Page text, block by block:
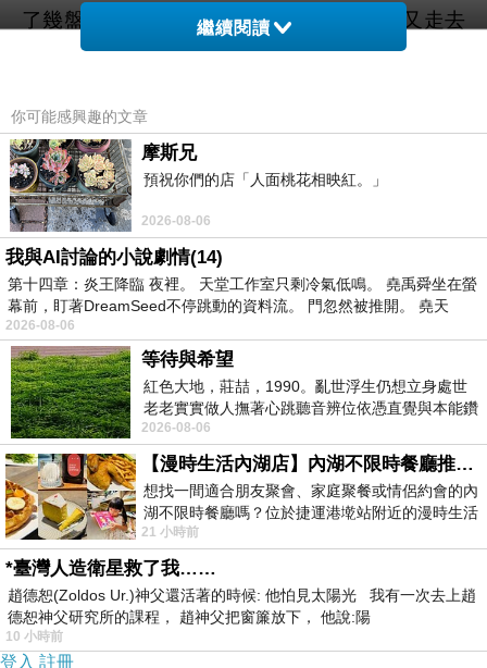
了幾盤菜。可是桌子小，擺不下，於是他又走去
稍遠的地方拖來一張大一點的桌子，像是祭神那
真香！梟解語眼睛亮了起來，顯然趙大人說用好
吃好喝的養起來讓「九曲龍尾」吸血所言不假，
這些菜色並不比從前自己王爺府裡面的菜色差。
不過這小色狼也頗細心，沒有隨便擺兩下就了
事…看他似乎被人欺負了…唉！梟解語妳愛管人
閒事的毛病又犯了，省省吧妳，自己都有一腳已
經踏進棺材裏面了，還想著給這小色狼出主意？
身為主人，對下人們恩威並施也是理所當然的
吧？以前在王爺府當大小姐的時候，不也是這樣
子的嗎？抽幾個鞭子再給一點好處，下人們就感
激到死忠效命了。
「咳！咳！」
「你！」梟解語用下巴與鼻孔指著李淳風，這是
公主使喚下人的標準招式：「過來！說說你這邋
遢樣是怎麼回事？」
男孩子不管再怎麼弱雞，都不會承認自己被欺負
繼續閱讀
你可能感興趣的文章
摩斯兄
預祝你們的店「人面桃花相映紅。」
2026-08-06
我與AI討論的小說劇情(14)
第十四章：炎王降臨 夜裡。 天堂工作室只剩冷氣低鳴。 堯禹舜坐在螢
幕前，盯著DreamSeed不停跳動的資料流。 門忽然被推開。 堯天
2026-08-06
等待與希望
紅色大地，莊喆，1990。亂世浮生仍想立身處世
老老實實做人撫著心跳聽音辨位依憑直覺與本能鑽
向裂隙的亮處探索另一個心聲另一個共鳴的
2026-08-06
【漫時生活內湖店】內湖不限時餐廳推薦｜捷運港墘站美食，聚餐、約會、家庭聚會首選，正餐甜點一次滿足
想找一間適合朋友聚會、家庭聚餐或情侶約會的內
湖不限時餐廳嗎？位於捷運港墘站附近的漫時生活
內湖店，從捷運站步行約4分鐘即可抵
21 小時前
*臺灣人造衛星救了我……
趙德恕(Zoldos Ur.)神父還活著的時候: 他怕見太陽光 我有一次去上趙
德恕神父研究所的課程， 趙神父把窗簾放下， 他說:陽
10 小時前
登入 註冊